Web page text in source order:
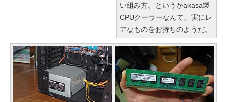
い組み方。というかakasa製
CPUクーラーなんて、実にレ
アなものをお持ちのようだ。